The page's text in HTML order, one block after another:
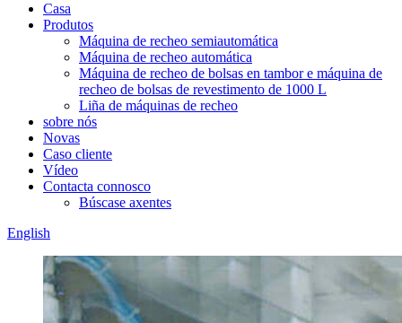
Casa
Produtos
Máquina de recheo semiautomática
Máquina de recheo automática
Máquina de recheo de bolsas en tambor e máquina de
recheo de bolsas de revestimento de 1000 L
Liña de máquinas de recheo
sobre nós
Novas
Caso cliente
Vídeo
Contacta connosco
Búscase axentes
English